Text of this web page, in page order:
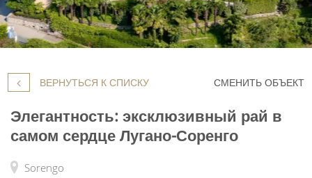
ВЕРНУТЬСЯ К СПИСКУ СМЕНИТЬ ОБЪЕКТ
Элегантность: эксклюзивный рай в
самом сердце Лугано-Соренго
Sorengo